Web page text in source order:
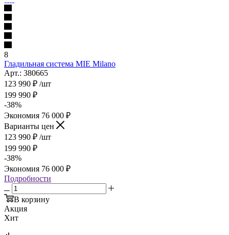
8
Гладильная система MIE Milano
Арт.: 380665
123 990 ₽ /шт
199 990 ₽
-38%
Экономия 76 000 ₽
Варианты цен
123 990 ₽ /шт
199 990 ₽
-38%
Экономия 76 000 ₽
Подробности
В корзину
Акция
Хит